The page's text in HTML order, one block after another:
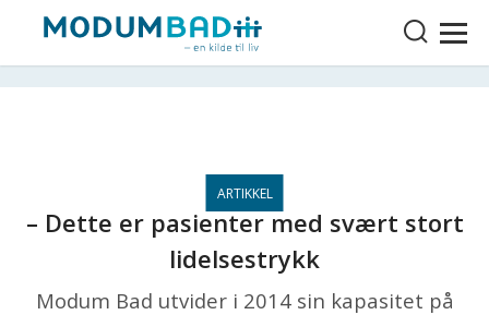
– Dette er pasienter med svært stort
lidelsestrykk
Modum Bad utvider i 2014 sin kapasitet på